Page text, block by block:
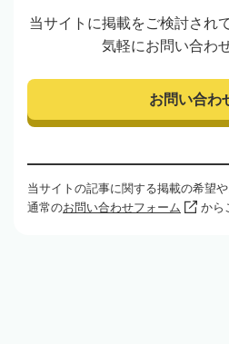
当サイトに掲載をご検討され
気軽にお問い合わ
お問い合わ
当サイトの記事に関する掲載の希望
通常のお問い合わせフォーム から